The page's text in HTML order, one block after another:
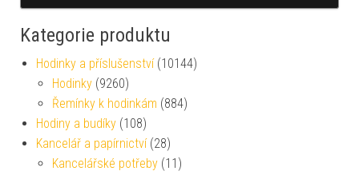
Kategorie produktu
Hodinky a příslušenství (10144)
Hodinky (9260)
Řemínky k hodinkám (884)
Hodiny a budíky (108)
Kancelář a papírnictví (28)
Kancelářské potřeby (11)